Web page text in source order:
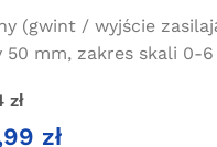
(gwint / wyjście
mm, zakres skali 0-6
zł
zł